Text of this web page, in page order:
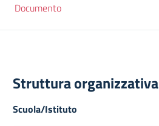
Documento
Struttura organizzativa
Scuola/Istituto